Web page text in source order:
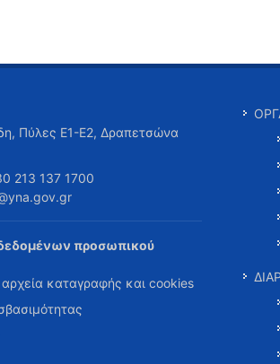
Πύλες Ε1-Ε2, Δραπετσώνα
213 137 1700
προσωπικού
αρχεία καταγραφής και cookies